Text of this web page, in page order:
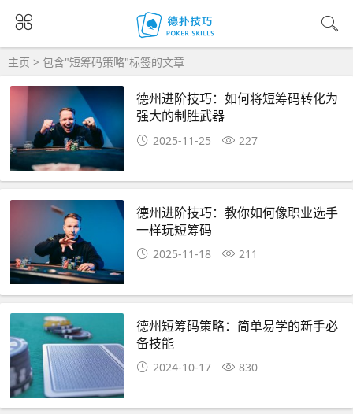
主页 > 包含"短筹码策略"标签的文章
德州进阶技巧：如何将短筹码转化为
强大的制胜武器
2025-11-25 227
德州进阶技巧：教你如何像职业选手
一样玩短筹码
2025-11-18 211
德州短筹码策略：简单易学的新手必
备技能
2024-10-17 830